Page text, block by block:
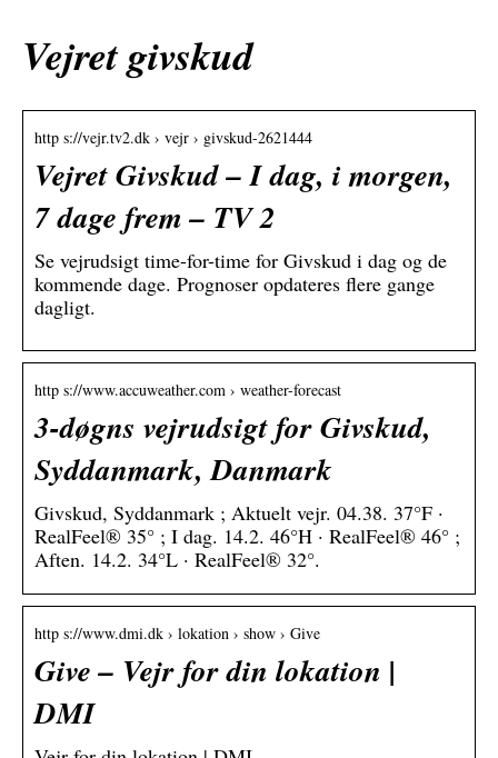
Vejret givskud
http s://vejr.tv2.dk › vejr › givskud-2621444
Vejret Givskud – I dag, i morgen,
7 dage frem – TV 2
Se vejrudsigt time-for-time for Givskud i dag og de
kommende dage. Prognoser opdateres flere gange
dagligt.
http s://www.accuweather.com › weather-forecast
3-døgns vejrudsigt for Givskud,
Syddanmark, Danmark
Givskud, Syddanmark ; Aktuelt vejr. 04.38. 37°F ·
RealFeel® 35° ; I dag. 14.2. 46°H · RealFeel® 46° ;
Aften. 14.2. 34°L · RealFeel® 32°.
http s://www.dmi.dk › lokation › show › Give
Give – Vejr for din lokation |
DMI